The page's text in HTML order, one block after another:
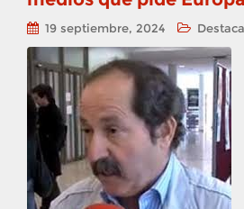
19 septiembre, 2024